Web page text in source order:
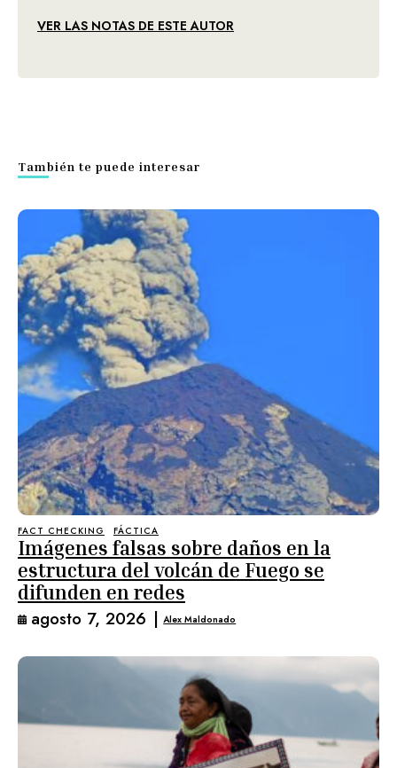
VER LAS NOTAS DE ESTE AUTOR
También te puede interesar
FACT CHECKING FÁCTICA
Imágenes falsas sobre daños en la
estructura del volcán de Fuego se
difunden en redes
agosto 7, 2026 | Alex Maldonado